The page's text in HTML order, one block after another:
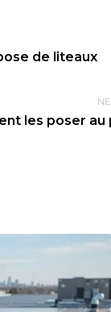
de liteaux
les poser au